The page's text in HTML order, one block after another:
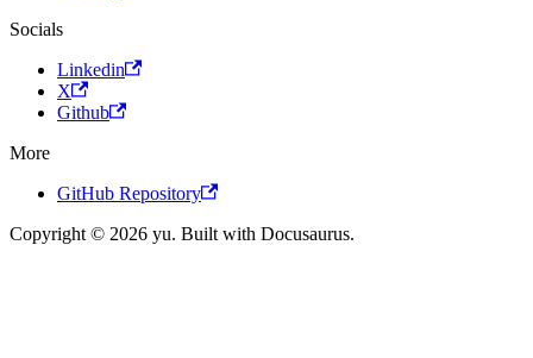
Socials
Linkedin
X
Github
More
GitHub Repository
Copyright © 2026 yu. Built with Docusaurus.